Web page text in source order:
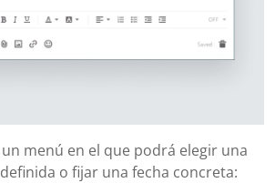
menú en el que podrá elegir una
o fijar una fecha concreta: